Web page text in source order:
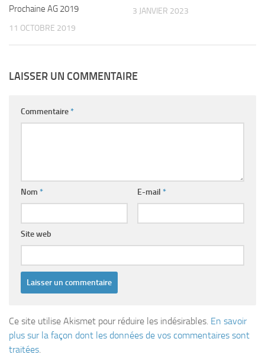
Prochaine AG 2019
11 OCTOBRE 2019
3 JANVIER 2023
LAISSER UN COMMENTAIRE
Commentaire*
Nom * E-mail *
Site web
Ce site utilise Akismet pour réduire les indésirables. En savoir
plus sur la façon dont les données de vos commentaires sont
traitées